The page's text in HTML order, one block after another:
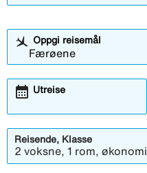
Oppgi reisemål
Utreise
calendar_month
Reisende, Klasse
2 voksne, 1 rom, økonomi